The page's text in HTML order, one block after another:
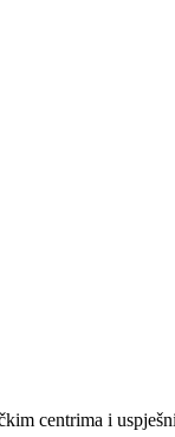
centrima i